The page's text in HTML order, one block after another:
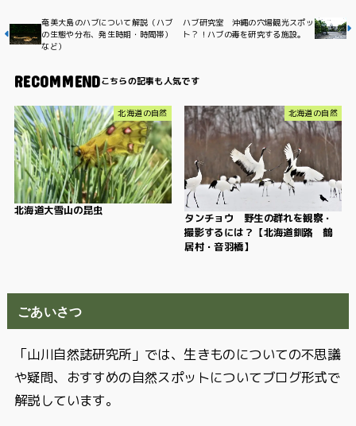
奄美大島のハブについて解説（ハブ
の生態や分布、発生時期・時間帯）
など）
ハブ研究室 沖縄の穴場観光スポッ
ト？！ハブの毒を研究する施設。
RECOMMEND
北海道の自然
北海道大雪山の昆虫
北海道の自然
タンチョウ 野生の群れを観察・
撮影するには？【北海道釧路 鶴
居村・音羽橋】
ごあいさつ
「山川自然誌研究所」では、生きものについての不思議
や疑問、おすすめの自然スポットについてブログ形式で
解説しています。